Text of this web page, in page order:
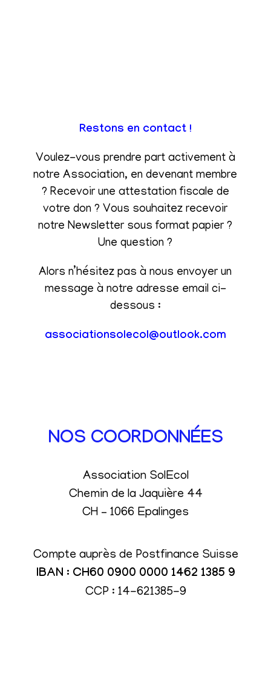
Restons en contact !
Voulez-vous prendre part activement à
notre Association, en devenant membre
? Recevoir une attestation fiscale de
votre don ? Vous souhaitez recevoir
notre Newsletter sous format papier ?
Une question ?
Alors n’hésitez pas à nous envoyer un
message à notre adresse email ci-
dessous :
associationsolecol@outlook.com
NOS COORDONNÉES
Association SolEcol
Chemin de la Jaquière 44
CH – 1066 Epalinges
Compte auprès de Postfinance Suisse
IBAN : CH60 0900 0000 1462 1385 9
CCP : 14-621385-9